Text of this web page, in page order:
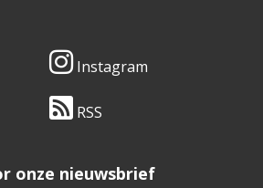
Instagram
RSS
onze nieuwsbrief